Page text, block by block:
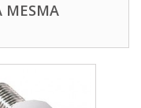
MESMA